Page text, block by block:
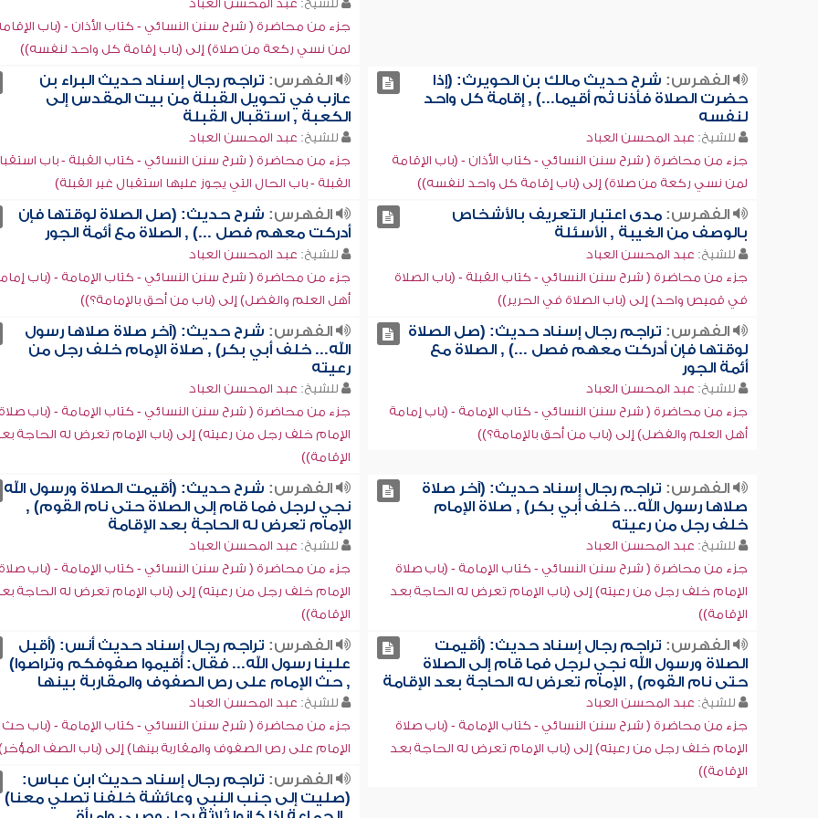
للشيخ: عبد المحسن العباد
جزء من محاضرة ( شرح سنن النسائي - كتاب الأذان - (باب
لمن نسي ركعة من صلاة) إلى (باب إقامة كل واحد لنفسه))
الفهرس: شرح حديث مالك بن الحويرث: (إذا
حضرت الصلاة فأذنا ثم أقيما...) , إقامة كل واحد
لنفسه
للشيخ: عبد المحسن العباد
جزء من محاضرة ( شرح سنن النسائي - كتاب الأذان - (باب الإقامة
لمن نسي ركعة من صلاة) إلى (باب إقامة كل واحد لنفسه))
الفهرس: تراجم رجال إسناد حديث البراء بن
عازب في تحويل القبلة من بيت المقدس إلى
الكعبة , استقبال القبلة
للشيخ: عبد المحسن العباد
جزء من محاضرة ( شرح سنن النسائي - كتاب القبلة - باب
القبلة - باب الحال التي يجوز عليها استقبال غير القبلة)
الفهرس:مدى اعتبار التعريف بالأشخاص
بالوصف من الغيبة , الأسئلة
للشيخ: عبد المحسن العباد
جزء من محاضرة ( شرح سنن النسائي - كتاب القبلة - (باب الصلاة
في قميص واحد) إلى (باب الصلاة في الحرير))
الفهرس: شرح حديث: (صل الصلاة لوقتها فإن
أدركت معهم فصل ...) , الصلاة مع أئمة الجور
للشيخ: عبد المحسن العباد
جزء من محاضرة ( شرح سنن النسائي - كتاب الإمامة - (باب
أهل العلم والفضل) إلى (باب من أحق بالإمامة؟))
الفهرس: تراجم رجال إسناد حديث: (صل الصلاة
لوقتها فإن أدركت معهم فصل ...) , الصلاة مع
أئمة الجور
للشيخ: عبد المحسن العباد
جزء من محاضرة ( شرح سنن النسائي - كتاب الإمامة - (باب إمامة
أهل العلم والفضل) إلى (باب من أحق بالإمامة؟))
الفهرس: شرح حديث: (آخر صلاة صلاها رسول
الله... خلف أبي بكر) , صلاة الإمام خلف رجل من
رعيته
للشيخ: عبد المحسن العباد
جزء من محاضرة ( شرح سنن النسائي - كتاب الإمامة - (باب
الإمام خلف رجل من رعيته) إلى (باب الإمام تعرض له الحاجة
الإقامة))
الفهرس: تراجم رجال إسناد حديث: (آخر صلاة
صلاها رسول الله... خلف أبي بكر) , صلاة الإمام
خلف رجل من رعيته
للشيخ: عبد المحسن العباد
جزء من محاضرة ( شرح سنن النسائي - كتاب الإمامة - (باب صلاة
الإمام خلف رجل من رعيته) إلى (باب الإمام تعرض له الحاجة بعد
الإقامة))
الفهرس: شرح حديث: (أقيمت الصلاة ورسول الله
نجي لرجل فما قام إلى الصلاة حتى نام القوم) ,
الإمام تعرض له الحاجة بعد الإقامة
للشيخ: عبد المحسن العباد
جزء من محاضرة ( شرح سنن النسائي - كتاب الإمامة - (باب
الإمام خلف رجل من رعيته) إلى (باب الإمام تعرض له الحاجة
الإقامة))
الفهرس: تراجم رجال إسناد حديث: (أقيمت
الصلاة ورسول الله نجي لرجل فما قام إلى الصلاة
حتى نام القوم) , الإمام تعرض له الحاجة بعد الإقامة
للشيخ: عبد المحسن العباد
جزء من محاضرة ( شرح سنن النسائي - كتاب الإمامة - (باب صلاة
الإمام خلف رجل من رعيته) إلى (باب الإمام تعرض له الحاجة بعد
الإقامة))
الفهرس: تراجم رجال إسناد حديث أنس: (أقبل
علينا رسول الله... فقال: أقيموا صفوفكم وتراصوا)
, حث الإمام على رص الصفوف والمقاربة بينها
للشيخ: عبد المحسن العباد
جزء من محاضرة ( شرح سنن النسائي - كتاب الإمامة - (باب حث
الإمام على رص الصفوف والمقاربة بينها) إلى (باب الصف
الفهرس: تراجم رجال إسناد حديث ابن عباس:
(صليت إلى جنب النبي وعائشة خلفنا تصلي معنا)